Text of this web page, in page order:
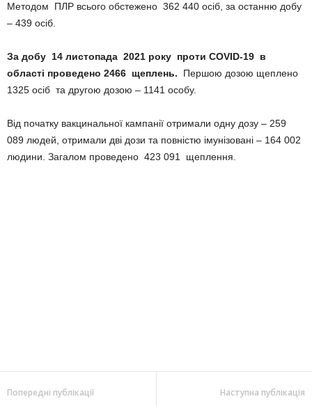
Методом ПЛР всього обстежено 362 440 осіб, за останню добу
– 439 осіб.
За добу 14 листопада 2021 року проти COVID-19 в
області проведено 2466 щеплень. Першою дозою щеплено
1325 осіб та другою дозою – 1141 особу.
Від початку вакцинальної кампанії отримали одну дозу – 259
089 людей, отримали дві дози та повністю імунізовані – 164 002
людини. Загалом проведено 423 091 щеплення.
Попередні публікації Наступна публікація